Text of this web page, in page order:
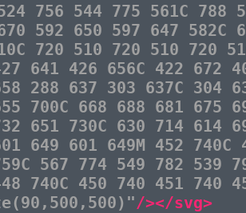
756 544 775 561C 788
592 650 597 647 582C
720 510 720 510 720
641 426 656C 422 672
288 637 303 637C 304
700C 668 688 681 675
651 730C 630 714 614
649 601 649M 452 740C
567 774 549 782 539
740C 450 740 451 740
/></svg>